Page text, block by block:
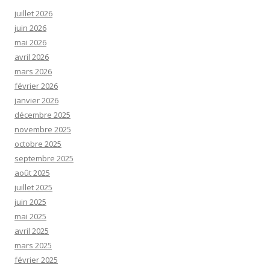
juillet 2026
juin 2026
mai 2026
avril 2026
mars 2026
février 2026
janvier 2026
décembre 2025
novembre 2025
octobre 2025
septembre 2025
août 2025
juillet 2025
juin 2025
mai 2025
avril 2025
mars 2025
février 2025